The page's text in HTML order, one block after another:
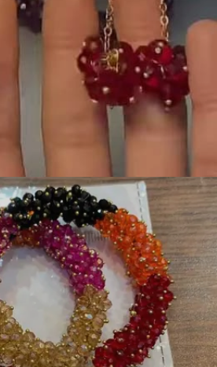
ಗಜ್ರಾ ಬ್ರೇಸ್ಲೆಟ್
ಗೋಲ್ಡನ್ ಜರಿ ಸೀರೆ ಉಡುತ್ತಿದ್ದರೆ,
ಮುಂಭಾಗ ಮತ್ತು ಹಿಂಭಾಗದಲ್ಲಿ
ಹಾಕಿ. ಇದರಿಂದ ಸುಂದರ ಬ್ಯಾಂಗಲ್
ರೆಡಿಯಾಗುತ್ತೆ.